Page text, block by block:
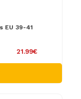
EU 39-41
21.99€